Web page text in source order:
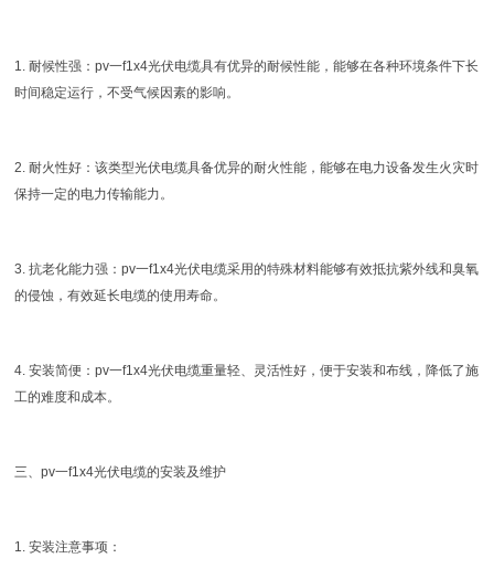
1. 耐候性强：pv一f1x4光伏电缆具有优异的耐候性能，能够在各种环境条件下长
时间稳定运行，不受气候因素的影响。
2. 耐火性好：该类型光伏电缆具备优异的耐火性能，能够在电力设备发生火灾时
保持一定的电力传输能力。
3. 抗老化能力强：pv一f1x4光伏电缆采用的特殊材料能够有效抵抗紫外线和臭氧
的侵蚀，有效延长电缆的使用寿命。
4. 安装简便：pv一f1x4光伏电缆重量轻、灵活性好，便于安装和布线，降低了施
工的难度和成本。
三、pv一f1x4光伏电缆的安装及维护
1. 安装注意事项：